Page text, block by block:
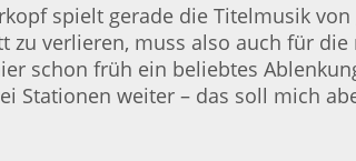
spielt gerade die Titelmusik
verlieren, muss also auch für
schon früh ein beliebtes
Stationen weiter – das soll mich